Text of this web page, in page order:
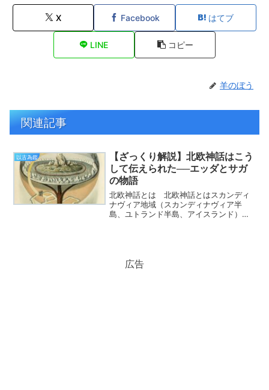
X Facebook はてブ
LINE コピー
羊のぼう
関連記事
以古為鑑
【ざっくり解説】北欧神話はこう
して伝えられた──エッダとサガ
の物語
北欧神話とは 北欧神話とはスカンディ
ナヴィア地域（スカンディナヴィア半
島、ユトランド半島、アイスランド）を
広告